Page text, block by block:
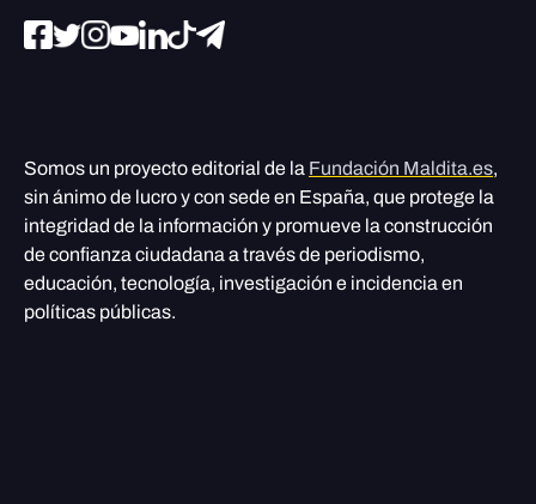
Somos un proyecto editorial de la Fundación Maldita.es,
sin ánimo de lucro y con sede en España, que protege la
integridad de la información y promueve la construcción
de confianza ciudadana a través de periodismo,
educación, tecnología, investigación e incidencia en
políticas públicas.